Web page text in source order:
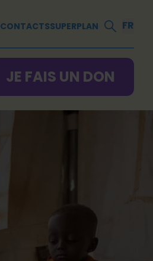
CONTACTSSUPERPLAN FR
JE FAIS UN DON